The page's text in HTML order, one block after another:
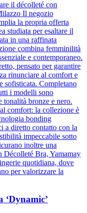
il décolleté con
Il negozio
la propria offerta
studiata per esaltare il
in una raffinata
combina femminilità
e contemporaneo.
pensato per garantire
rinunciare al comfort e
sofisticata. Completano
i modelli sono
bronze e nero.
comfort: la collezione è
bonding
a diretto contatto con la
impeccabile sotto
inoltre una
Décolleté Bra, Yamamay
quotidiana, dove
per valorizzare la